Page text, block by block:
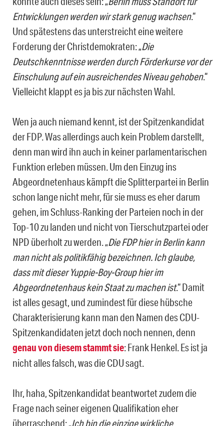
Entwicklungen werden wir stark genug wachsen.“
Und spätestens das unterstreicht eine weitere
Forderung der Christdemokraten: „Die
Deutschkenntnisse werden durch Förderkurse vor der
Einschulung auf ein ausreichendes Niveau gehoben.“
Vielleicht klappt es ja bis zur nächsten Wahl.
Wen ja auch niemand kennt, ist der Spitzenkandidat
der FDP. Was allerdings auch kein Problem darstellt,
denn man wird ihn auch in keiner parlamentarischen
Funktion erleben müssen. Um den Einzug ins
Abgeordnetenhaus kämpft die Splitterpartei in Berlin
schon lange nicht mehr, für sie muss es eher darum
gehen, im Schluss-Ranking der Parteien noch in der
Top-10 zu landen und nicht von Tierschutzpartei oder
NPD überholt zu werden. „Die FDP hier in Berlin kann
man nicht als politikfähig bezeichnen. Ich glaube,
dass mit dieser Yuppie-Boy-Group hier im
Abgeordnetenhaus kein Staat zu machen ist.“ Damit
ist alles gesagt, und zumindest für diese hübsche
Charakterisierung kann man den Namen des CDU-
Spitzenkandidaten jetzt doch noch nennen, denn
genau von diesem stammt sie: Frank Henkel. Es ist ja
nicht alles falsch, was die CDU sagt.
Ihr, haha, Spitzenkandidat beantwortet zudem die
Frage nach seiner eigenen Qualifikation eher
überraschend: „Ich bin die einzige wirkliche